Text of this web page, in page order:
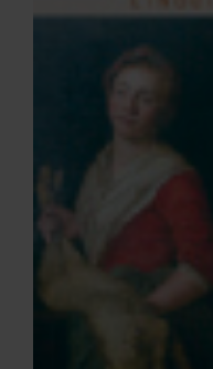
SKRIV I F&F
ANNONSERA I F&F
OM F&F